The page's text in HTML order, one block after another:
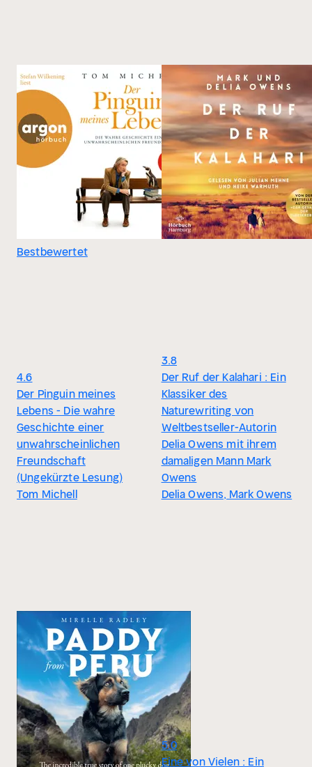
Bestbewertet
4.6
Der Pinguin meines
Lebens - Die wahre
Geschichte einer
unwahrscheinlichen
Freundschaft
(Ungekürzte Lesung)
Tom Michell
3.8
Der Ruf der Kalahari : Ein
Klassiker des
Naturewriting von
Weltbestseller-Autorin
Delia Owens mit ihrem
damaligen Mann Mark
Owens
Delia Owens, Mark Owens
5.0
Eine von Vielen : Ein